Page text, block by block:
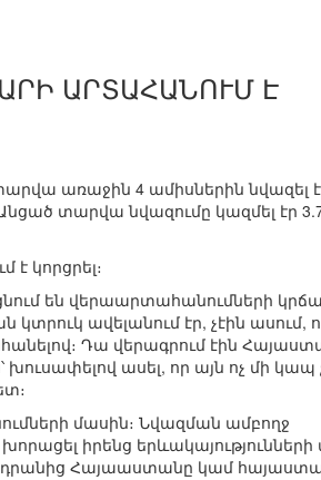
ԱՐՏԱՀԱՆՈՒՄ Է
առաջին 4 ամիսներին նվազել
տարվա նվազումը կազմել էր
կորցրել։
են վերաարտահանումների
ավելանում էր, չէին ասում,
Դա վերագրում էին
ասել, որ այն ոչ մի կապ
մասին։ Նվազման ամբողջ
իրենց երևակայությունների
դրանից Հայաաստանը կամ